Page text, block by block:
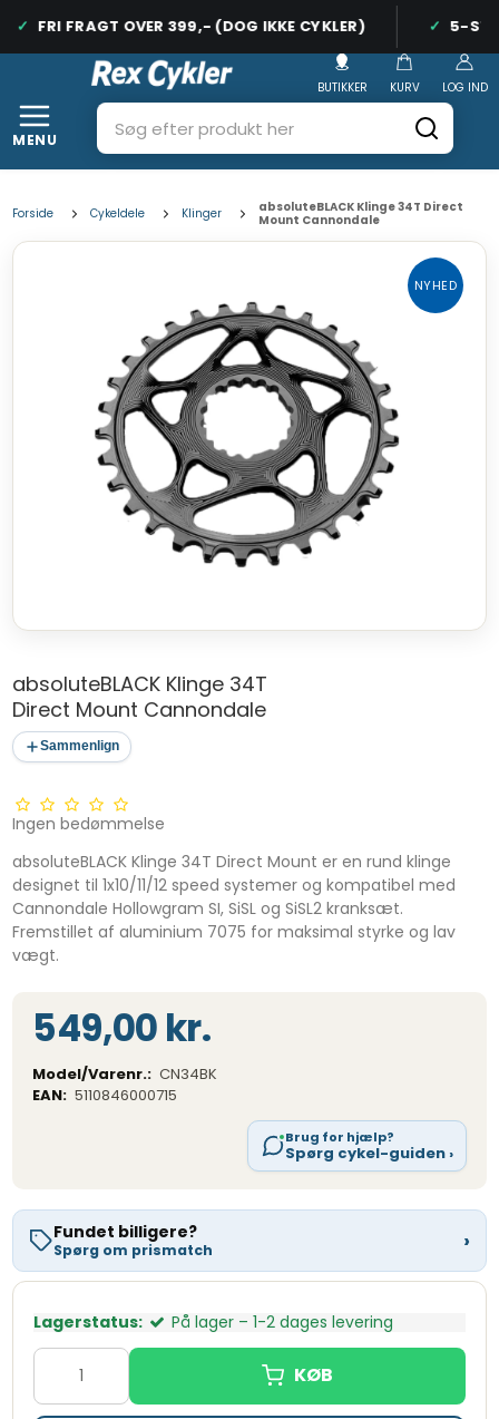
FRI FRAGT OVER 399,- (DOG IKKE CYKLER) 5-
MENU
LOG IND
BUTIKKER KURV
Forside Cykeldele Klinger
absoluteBLACK Klinge 34T Direct
Mount Cannondale
NYHED
absoluteBLACK Klinge 34T
Direct Mount Cannondale
Sammenlign
Ingen bedømmelse
absoluteBLACK Klinge 34T Direct Mount er en rund klinge
designet til 1x10/11/12 speed systemer og kompatibel med
Cannondale Hollowgram SI, SiSL og SiSL2 kranksæt.
Fremstillet af aluminium 7075 for maksimal styrke og lav
vægt.
549,00 kr.
Model/Varenr.: CN34BK
EAN: 5110846000715
Brug for hjælp?
Spørg cykel-guiden ›
Fundet billigere?
Spørg om prismatch ›
Lagerstatus: På lager – 1-2 dages levering